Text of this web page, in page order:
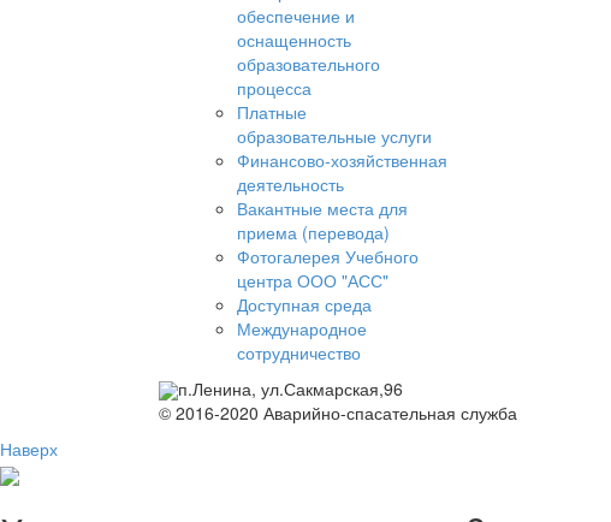
обеспечение и
оснащенность
образовательного
процесса
Платные
образовательные услуги
Финансово-хозяйственная
деятельность
Вакантные места для
приема (перевода)
Фотогалерея Учебного
центра ООО "АСС"
Доступная среда
Международное
сотрудничество
п.Ленина, ул.Сакмарская,96
© 2016-2020 Аварийно-спасательная служба
Наверх